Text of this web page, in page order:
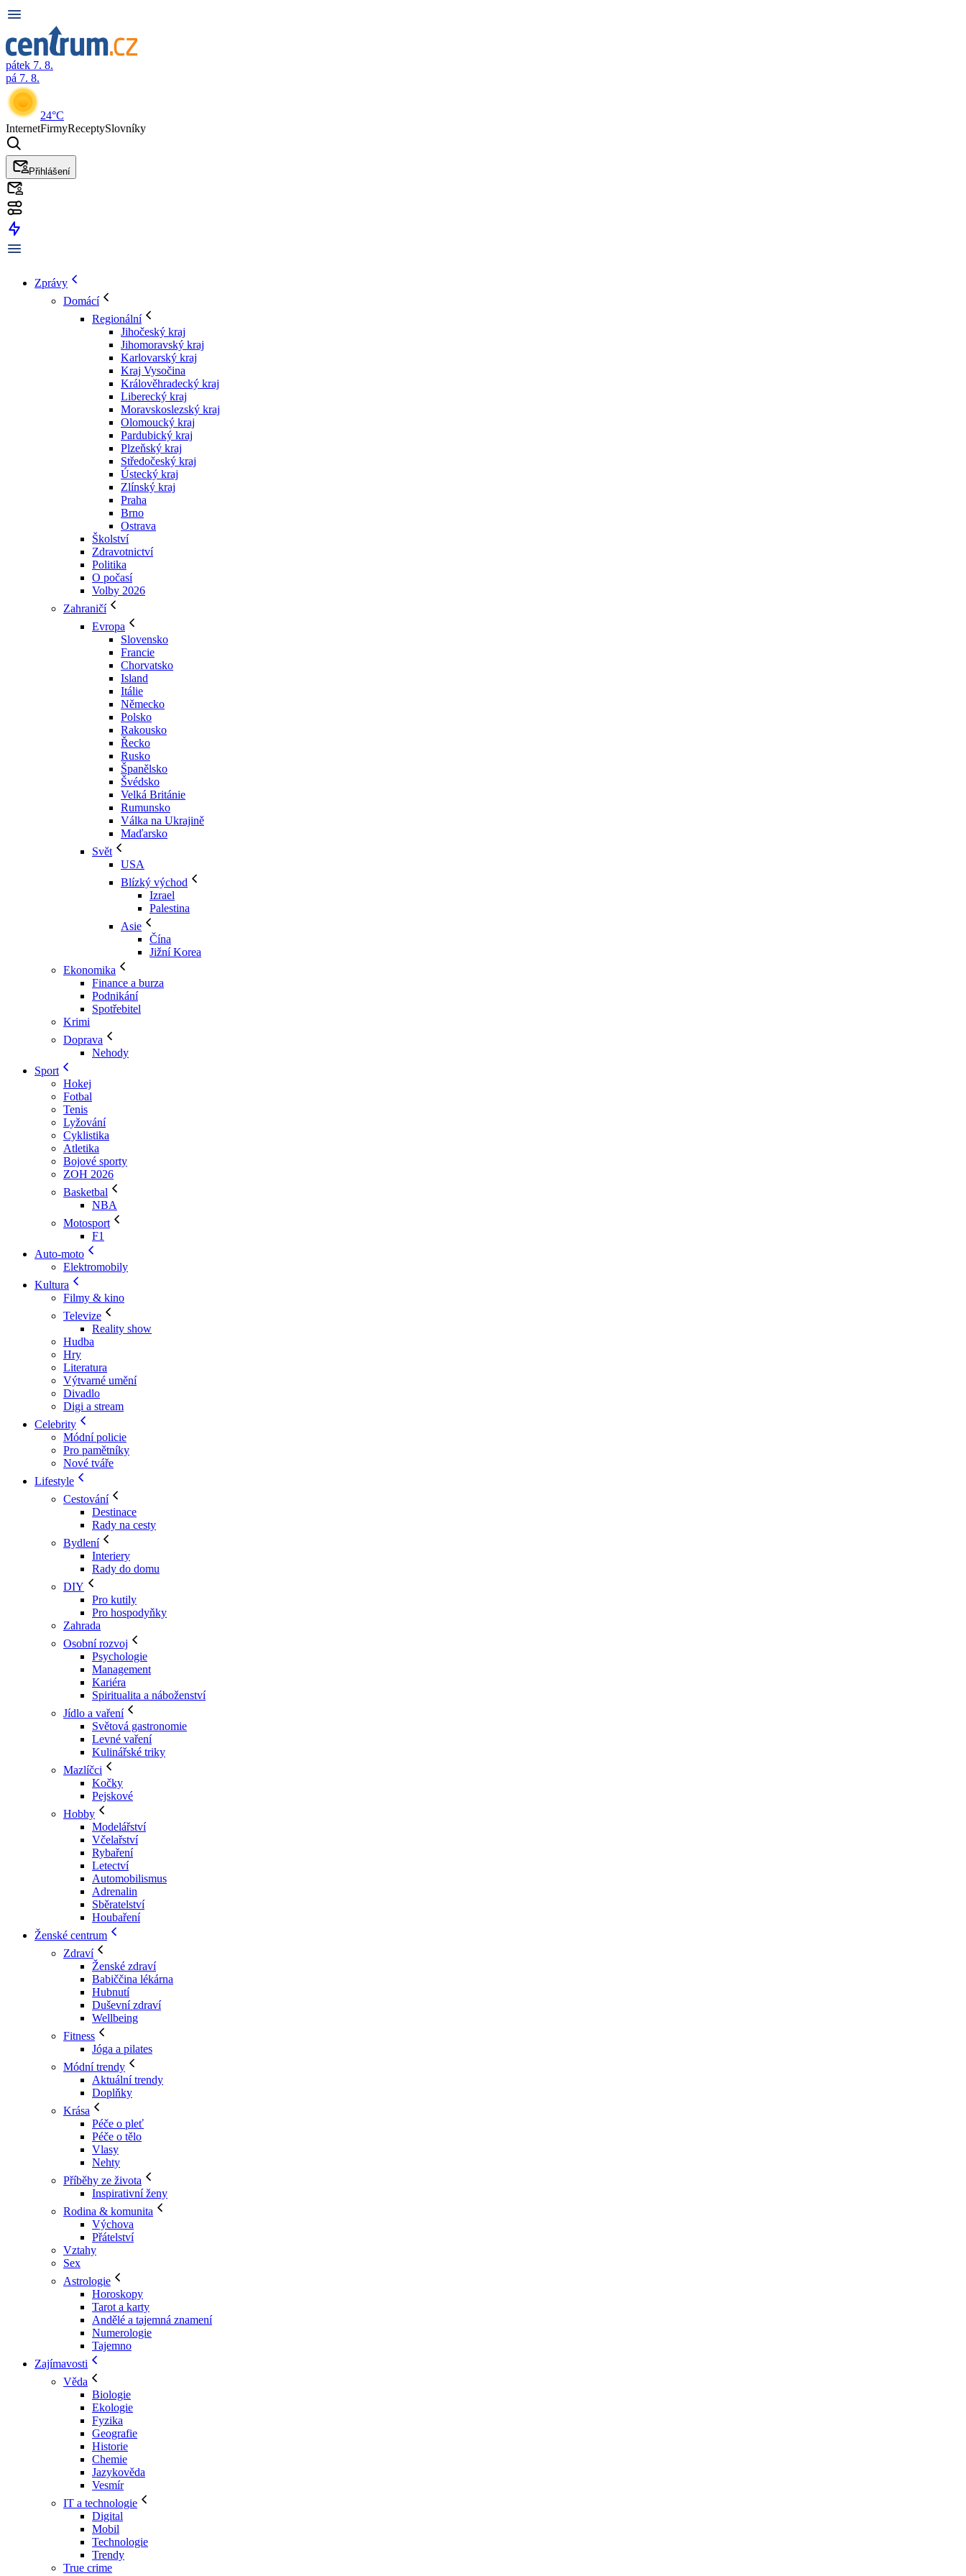
pátek 7. 8.
pá 7. 8.
24°C
InternetFirmyReceptySlovníky
Přihlášení
Zprávy
Domácí
Regionální
Jihočeský kraj
Jihomoravský kraj
Karlovarský kraj
Kraj Vysočina
Králověhradecký kraj
Liberecký kraj
Moravskoslezský kraj
Olomoucký kraj
Pardubický kraj
Plzeňský kraj
Středočeský kraj
Ústecký kraj
Zlínský kraj
Praha
Brno
Ostrava
Školství
Zdravotnictví
Politika
O počasí
Volby 2026
Zahraničí
Evropa
Slovensko
Francie
Chorvatsko
Island
Itálie
Německo
Polsko
Rakousko
Řecko
Rusko
Španělsko
Švédsko
Velká Británie
Rumunsko
Válka na Ukrajině
Maďarsko
Svět
USA
Blízký východ
Izrael
Palestina
Asie
Čína
Jižní Korea
Ekonomika
Finance a burza
Podnikání
Spotřebitel
Krimi
Doprava
Nehody
Sport
Hokej
Fotbal
Tenis
Lyžování
Cyklistika
Atletika
Bojové sporty
ZOH 2026
Basketbal
NBA
Motosport
F1
Auto-moto
Elektromobily
Kultura
Filmy & kino
Televize
Reality show
Hudba
Hry
Literatura
Výtvarné umění
Divadlo
Digi a stream
Celebrity
Módní policie
Pro pamětníky
Nové tváře
Lifestyle
Cestování
Destinace
Rady na cesty
Bydlení
Interiery
Rady do domu
DIY
Pro kutily
Pro hospodyňky
Zahrada
Osobní rozvoj
Psychologie
Management
Kariéra
Spiritualita a náboženství
Jídlo a vaření
Světová gastronomie
Levné vaření
Kulinářské triky
Mazlíčci
Kočky
Pejskové
Hobby
Modelářství
Včelařství
Rybaření
Letectví
Automobilismus
Adrenalin
Sběratelství
Houbaření
Ženské centrum
Zdraví
Ženské zdraví
Babiččina lékárna
Hubnutí
Duševní zdraví
Wellbeing
Fitness
Jóga a pilates
Módní trendy
Aktuální trendy
Doplňky
Krása
Péče o pleť
Péče o tělo
Vlasy
Nehty
Příběhy ze života
Inspirativní ženy
Rodina & komunita
Výchova
Přátelství
Vztahy
Sex
Astrologie
Horoskopy
Tarot a karty
Andělé a tajemná znamení
Numerologie
Tajemno
Zajímavosti
Věda
Biologie
Ekologie
Fyzika
Geografie
Historie
Chemie
Jazykověda
Vesmír
IT a technologie
Digital
Mobil
Technologie
Trendy
True crime